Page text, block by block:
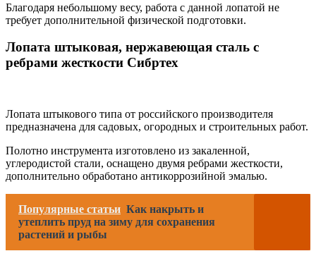
Благодаря небольшому весу, работа с данной лопатой не
требует дополнительной физической подготовки.
Лопата штыковая, нержавеющая сталь с
ребрами жесткости Сибртех
Лопата штыкового типа от российского производителя
предназначена для садовых, огородных и строительных работ.
Полотно инструмента изготовлено из закаленной,
углеродистой стали, оснащено двумя ребрами жесткости,
дополнительно обработано антикоррозийной эмалью.
Популярные статьи Как накрыть и
утеплить пруд на зиму для сохранения
растений и рыбы